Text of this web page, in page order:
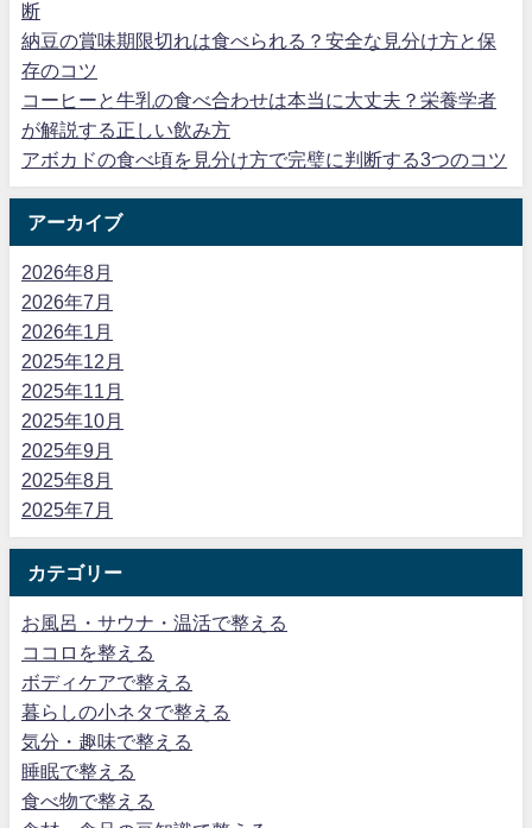
断
納豆の賞味期限切れは食べられる？安全な見分け方と保
存のコツ
コーヒーと牛乳の食べ合わせは本当に大丈夫？栄養学者
が解説する正しい飲み方
アボカドの食べ頃を見分け方で完璧に判断する3つのコツ
アーカイブ
2026年8月
2026年7月
2026年1月
2025年12月
2025年11月
2025年10月
2025年9月
2025年8月
2025年7月
カテゴリー
お風呂・サウナ・温活で整える
ココロを整える
ボディケアで整える
暮らしの小ネタで整える
気分・趣味で整える
睡眠で整える
食べ物で整える